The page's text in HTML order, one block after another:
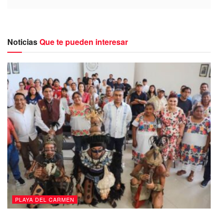
sobre el Autismo, con el impulso de la presidenta
honoraria Rosita Escobedo Campos, con el abordaje de
temas como pediatría, neuropsicología, neuropediatría y
paidopsiquiatría.
NoticiasQue te pueden interesar
PLAYA DEL CARMEN